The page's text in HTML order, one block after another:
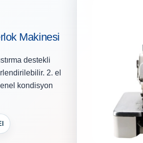
Makinesi
destekli
2. el
kondisyon